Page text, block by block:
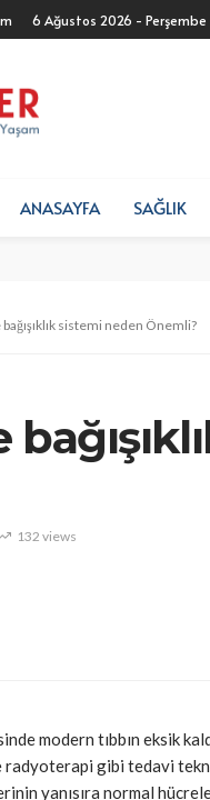
6 Ağustos 2026 - Perşembe
ANASAYFA SAĞLIK
sistemi neden Önemli?
132 views
modern tıbbın eksik
gibi tedavi
yanısıra normal